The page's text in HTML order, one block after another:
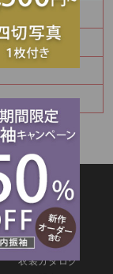
撮影メニュー
衣装カタログ